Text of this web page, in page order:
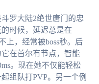
罗大陆2绝世唐门的忠
时候，延迟总是在
上，经常被boss秒。后
在首尔有节点，智能
。现在她不仅能轻松
组队打PVP。另一个例